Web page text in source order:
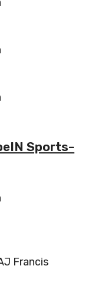
Sports-
Francis